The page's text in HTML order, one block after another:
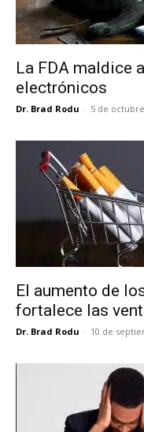
La FDA maldice
electrónicos
Dr. Brad Rodu - 5 de
El aumento de
fortalece las
Dr. Brad Rodu - 10 de